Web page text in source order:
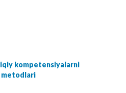
kompetensiyalarni
metodlari